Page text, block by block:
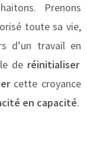
Prenons
toute sa vie,
d’un travail en
de réinitialiser
cette croyance
en capacité.